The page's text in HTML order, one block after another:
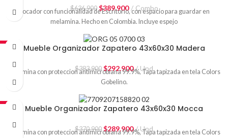
$636.900 $389.900 Combo
Tocador con funcionalidad de Escritorio, con espacio para guardar en
melamina. Hecho en Colombia. Incluye espejo
-24% Mueble Organizador Zapatero 43x60x30 Madera
$383.900 $292.900 Und
Melamina con proteccion antimicrobiana 99.9%, Tapa tapizada en tela Colors
Gobelino.
-22% Mueble Organizador Zapatero 43x60x30 Mocca
$370.900 $289.900 Und
Melamina con proteccion antimicrobiana 99.9%, Tapa tapizada en tela Colors